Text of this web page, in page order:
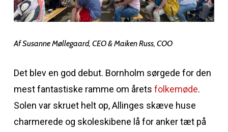
Af Susanne Møllegaard, CEO & Maiken Russ, COO
Det blev en god debut. Bornholm sørgede for den
mest fantastiske ramme om årets folkemøde.
Solen var skruet helt op, Allinges skæve huse
charmerede og skoleskibene lå for anker tæt på